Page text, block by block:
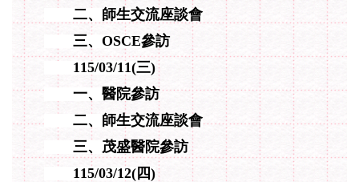
二、師生交流座談會
三、OSCE參訪
115/03/11(三)
一、醫院參訪
二、師生交流座談會
三、茂盛醫院參訪
115/03/12(四)